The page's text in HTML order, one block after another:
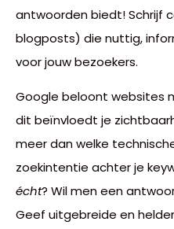
antwoorden biedt! Schrijf
blogposts) die nuttig,
voor jouw bezoekers.
Google beloont websites
dit beïnvloedt je
meer dan welke
zoekintentie achter je
écht? Wil men een
Geef uitgebreide en